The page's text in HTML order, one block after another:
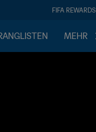
FIFA REWARDS
MEHR